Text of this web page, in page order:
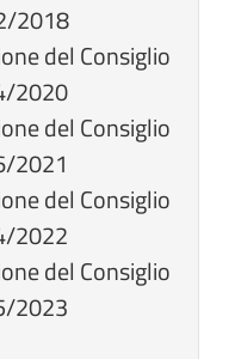
2018
del Consiglio
2020
del Consiglio
2021
del Consiglio
2022
del Consiglio
2023